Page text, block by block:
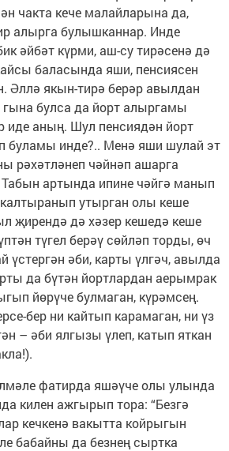
чакта кече малайларына да,
алырга булышканнар. Инде
әйбәт күрми, аш-су тирәсенә дә
баласында яши, пенсиясен
Әллә якын-тирә берәр авылдан
гына булса да йорт алыргамы
иде аның. Шул пенсиядән йорт
буламы инде?.. Менә яши шулай эт
рәхәтләнеп чәйнәп ашарга
артында ипине чәйгә манып
калтыранып утырган олы кеше
җирендә дә хәзер кешедә кеше
түгел берәү сөйләп торды, өч
үстергән әби, карты үлгәч, авылда
да бүтән йортлардан аерымрак
йөрүче булмаган, күрәмсең.
бер ни кайтып карамаган, ни үз
– әби ялгызы үлеп, катып яткан
фатирда яшәүче олы улында
килен ажгырып тора: “Безгә
кечкенә вакытта койрыгын
бабайны да безнең сыртка